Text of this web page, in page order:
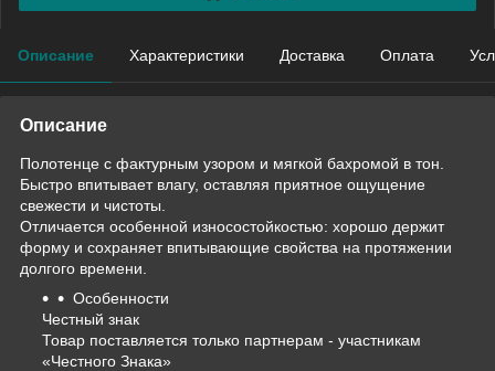
Описание Характеристики Доставка Оплата
Описание
Полотенце с фактурным узором и мягкой бахромой в тон.
Быстро впитывает влагу, оставляя приятное ощущение
свежести и чистоты.
Отличается особенной износостойкостью: хорошо держит
форму и сохраняет впитывающие свойства на протяжении
долгого времени.
Особенности
Честный знак
Товар поставляется только партнерам - участникам
«Честного Знака»